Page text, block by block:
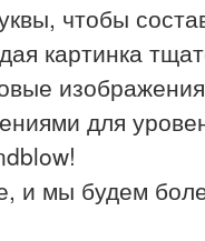
чтобы
картинка
для
и мы будем